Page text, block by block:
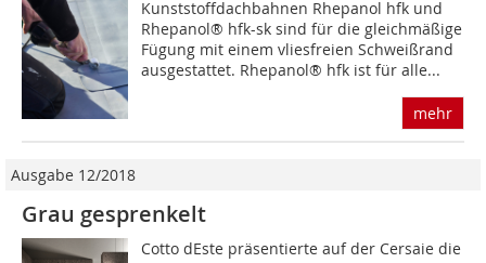
Kunststoffdachbahnen Rhepanol hfk und
Rhepanol® hfk-sk sind für die gleichmäßige
Fügung mit einem vliesfreien Schweißrand
ausgestattet. Rhepanol® hfk ist für alle...
mehr
Ausgabe 12/2018
Grau gesprenkelt
Cotto dEste präsentierte auf der Cersaie die